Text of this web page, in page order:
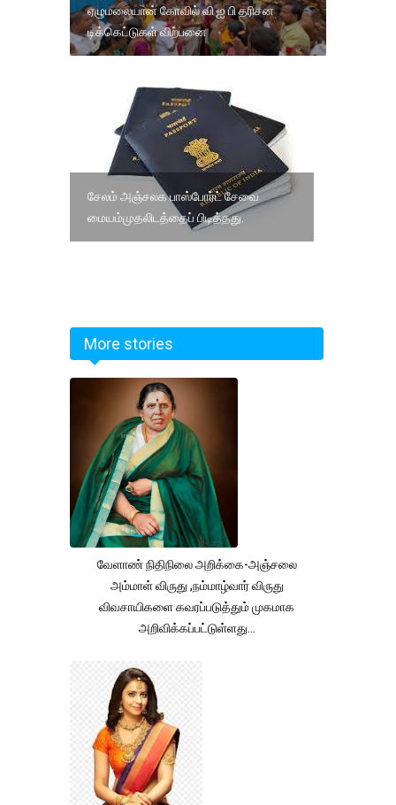
ஏழுமலையான் கோவில் வி ஐ பி தரிசன
டிக்கெட்டுகள் விற்பனை
சேலம் அஞ்சலக பாஸ்போர்ட் சேவை
மையம்முதலிடத்தைப் பிடித்தது.
More stories
வேளாண் நிதிநிலை அறிக்கை-அஞ்சலை
அம்மாள் விருது ,நம்மாழ்வார் விருது
விவசாயிகளை கவரப்படுத்தும் முகமாக
அறிவிக்கப்பட்டுள்ளது...